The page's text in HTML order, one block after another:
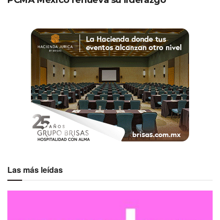
MPI a nivel global. Los ganadores de la edición 2023, en
sus sietes categorías, fueron:
Paola Bowman — Meeting Industry Leadership
John Kirby — Member of the Year
Caroline Cole — Young Professional Achievement
Greater New York — Market Place Excellence
New Jersey Chapter — Innovative Educationañ
Caribe Mexicano — Industry Advocate
Las más leídas